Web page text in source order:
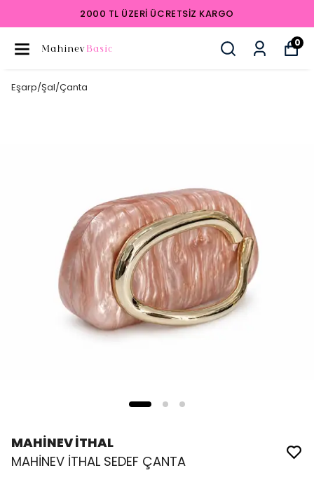
2000 TL ÜZERI ÜCRETSIZ KARGO
0
Eşarp/Şal/Çanta
MAHİNEV İTHAL
MAHİNEV İTHAL SEDEF ÇANTA